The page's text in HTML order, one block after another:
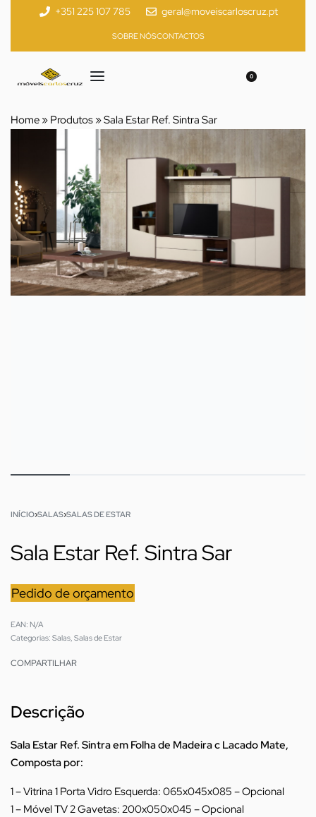
+351 225 107 785 geral@moveiscarloscruz.pt
SOBRE NÓSCONTACTOS
0
Home » Produtos »Sala Estar Ref. Sintra Sar
INÍCIO›SALAS›SALAS DE ESTAR
Sala Estar Ref. Sintra Sar
Pedido de orçamento
EAN: N/A
Categorias: Salas, Salas de Estar
COMPARTILHAR
Descrição
Sala Estar Ref. Sintra em Folha de Madeira c Lacado Mate,
Composta por:
1 – Vitrina 1 Porta Vidro Esquerda: 065x045x085 – Opcional
1 – Móvel TV 2 Gavetas: 200x050x045 – Opcional